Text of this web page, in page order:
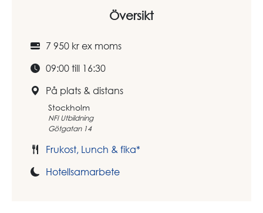
Översikt
7 950 kr ex moms
09:00 till 16:30
På plats & distans
Stockholm
NFI Utbildning
Götgatan 14
Frukost, Lunch & fika*
Hotellsamarbete